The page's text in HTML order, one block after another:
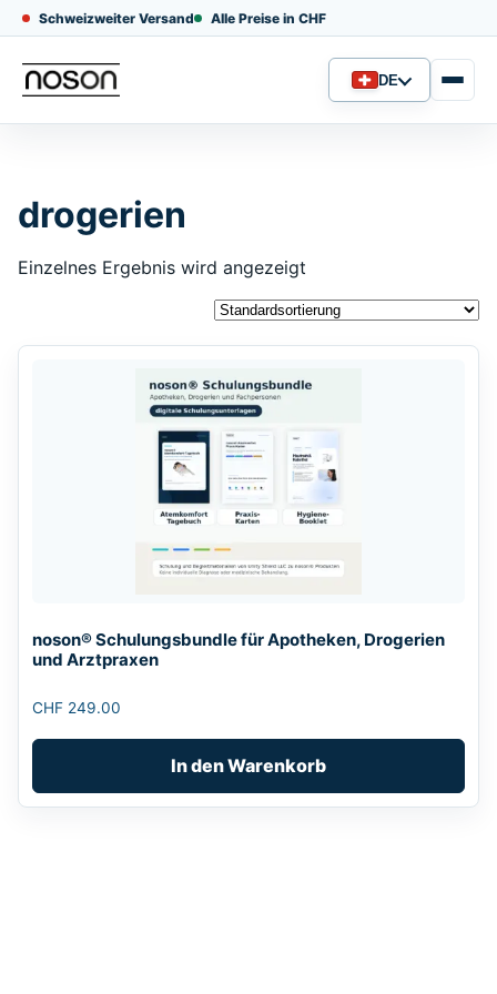
Schweizweiter Versand Alle Preise in CHF
Sprache
DE
drogerien
Einzelnes Ergebnis wird angezeigt
noson® Schulungsbundle für Apotheken, Drogerien
und Arztpraxen
CHF 249.00
In den Warenkorb